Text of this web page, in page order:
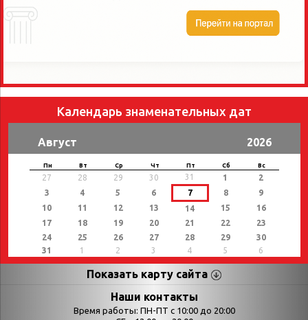
Календарь знаменательных дат
Август 2026
Пн Вт Ср Чт Пт Сб Вс
27 28 29 30 31 1
2
3
4 5 6 7 8
9
10
11 12 13 14 15
16
17
18 19 20 21 22
23
24
25 26 27 28 29
30
31
1 2 3 4 5 6
Показать карту сайта
Страницы Категории
Наши контакты
Время работы: ПН-ПТ с 10:00 до 20:00